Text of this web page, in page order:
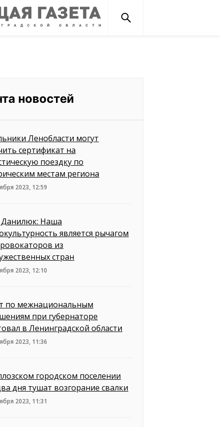
новостей
Ленобласти могут
сертификат на
поездку по
местам региона
2023, 12:59
Наша
является рычагом
из
стран
2023, 12:10
по межнациональным
при губернаторе
в Ленинградской области
2023, 11:36
городском поселении
дня тушат возгорание свалки
2023, 11:31